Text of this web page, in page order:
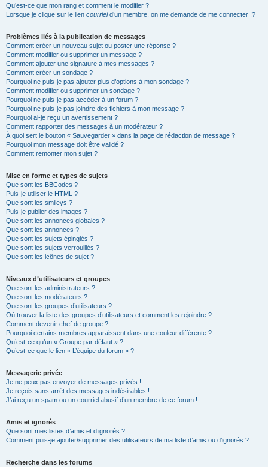
Qu’est-ce que mon rang et comment le modifier ?
Lorsque je clique sur le lien courrield’un membre, on me demande de me connecter !?
Problèmes liés à la publication de messages
Comment créer un nouveau sujet ou poster une réponse ?
Comment modifier ou supprimer un message ?
Comment ajouter une signature à mes messages ?
Comment créer un sondage ?
Pourquoi ne puis-je pas ajouter plus d’options à mon sondage ?
Comment modifier ou supprimer un sondage ?
Pourquoi ne puis-je pas accéder à un forum ?
Pourquoi ne puis-je pas joindre des fichiers à mon message ?
Pourquoi ai-je reçu un avertissement ?
Comment rapporter des messages à un modérateur ?
À quoi sert le bouton « Sauvegarder » dans la page de rédaction de message ?
Pourquoi mon message doit être validé ?
Comment remonter mon sujet ?
Mise en forme et types de sujets
Que sont les BBCodes ?
Puis-je utiliser le HTML ?
Que sont les smileys ?
Puis-je publier des images ?
Que sont les annonces globales ?
Que sont les annonces ?
Que sont les sujets épinglés ?
Que sont les sujets verrouillés ?
Que sont les icônes de sujet ?
Niveaux d’utilisateurs et groupes
Que sont les administrateurs ?
Que sont les modérateurs ?
Que sont les groupes d’utilisateurs ?
Où trouver la liste des groupes d’utilisateurs et comment les rejoindre ?
Comment devenir chef de groupe ?
Pourquoi certains membres apparaissent dans une couleur différente ?
Qu’est-ce qu’un « Groupe par défaut » ?
Qu’est-ce que le lien « L’équipe du forum » ?
Messagerie privée
Je ne peux pas envoyer de messages privés !
Je reçois sans arrêt des messages indésirables !
J’ai reçu un spam ou un courriel abusif d’un membre de ce forum !
Amis et ignorés
Que sont mes listes d’amis et d’ignorés ?
Comment puis-je ajouter/supprimer des utilisateurs de ma liste d’amis ou d’ignorés ?
Recherche dans les forums